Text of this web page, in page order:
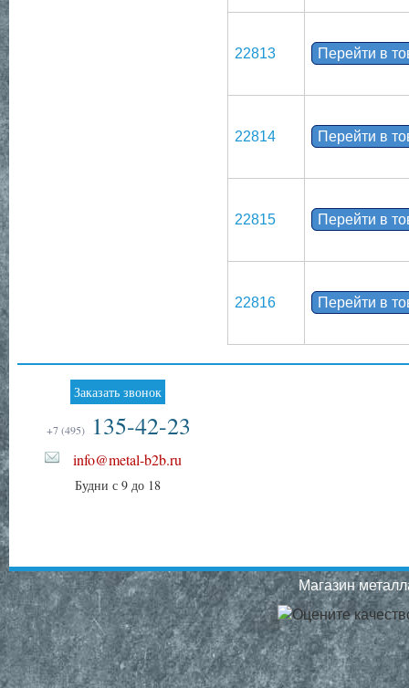
22813 Перейти в
22814 Перейти в
22815 Перейти в
22816 Перейти в
Заказать звонок
+7 (495) 135-42-23
info@metal-b2b.ru
Будни с 9 до 18
Магазин